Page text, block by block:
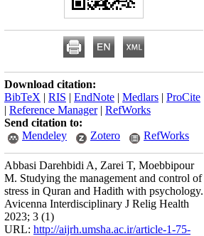
Download citation:
BibTeX | RIS | EndNote | Medlars | ProCite
| Reference Manager| RefWorks
Send citation to:
Mendeley
Zotero RefWorks
Abbasi Darehbidi A, Zarei T, Moebbipour
M. Studying the management and control of
stress in Quran and Hadith with psychology.
Avicenna Interdisciplinary J Relig Health
2023; 3 (1)
URL: http://aijrh.umsha.ac.ir/article-1-75-